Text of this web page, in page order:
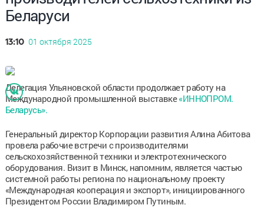
Беларуси
13:10 01 октября 2025
Делегация Ульяновской области продолжает работу на
Международной промышленной выставке«ИННОПРОМ.
Беларусь».
Генеральный директор Корпорации развития Алина Абитова
провела рабочие встречи с производителями
сельскохозяйственной техники и электротехнического
оборудования. Визит в Минск, напомним, является частью
системной работы региона по национальному проекту
«Международная кооперация и экспорт», инициированного
Президентом России Владимиром Путиным.